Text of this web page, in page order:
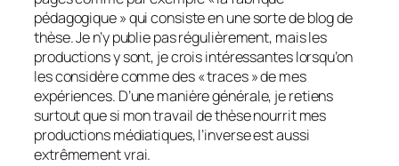
pédagogique » qui consiste en une sorte de blog de
thèse. Je n’y publie pas régulièrement, mais les
productions y sont, je crois intéressantes lorsqu’on
les considère comme des « traces » de mes
expériences. D’une manière générale, je retiens
surtout que si mon travail de thèse nourrit mes
productions médiatiques, l’inverse est aussi
extrêmement vrai.